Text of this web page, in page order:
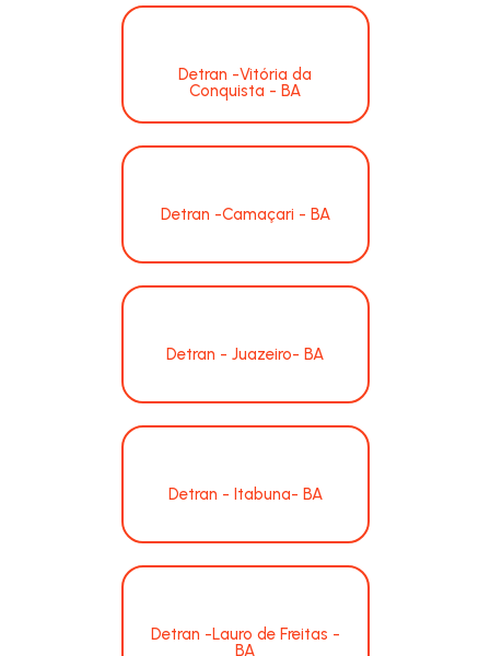
Detran -Vitória da
Conquista - BA
Detran -Camaçari - BA
Detran - Juazeiro- BA
Detran - Itabuna- BA
Detran -Lauro de Freitas -
BA